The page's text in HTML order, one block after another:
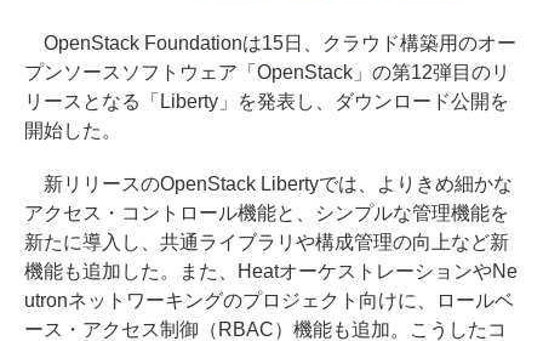
OpenStack Foundationは15日、クラウド構築用のオー
プンソースソフトウェア「OpenStack」の第12弾目のリ
リースとなる「Liberty」を発表し、ダウンロード公開を
開始した。
新リリースのOpenStack Libertyでは、よりきめ細かな
アクセス・コントロール機能と、シンプルな管理機能を
新たに導入し、共通ライブラリや構成管理の向上など新
機能も追加した。また、HeatオーケストレーションやNe
utronネットワーキングのプロジェクト向けに、ロールベ
ース・アクセス制御（RBAC）機能も追加。こうしたコ